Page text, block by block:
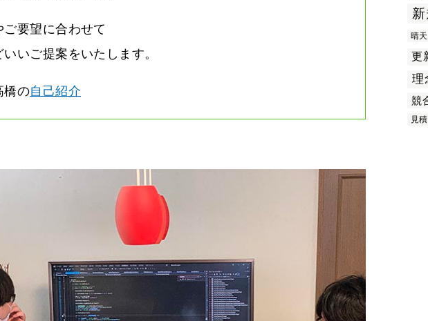
ご要望に合わせて
いいご提案をいたします。
橋の自己紹介
晴
更
理
競
見